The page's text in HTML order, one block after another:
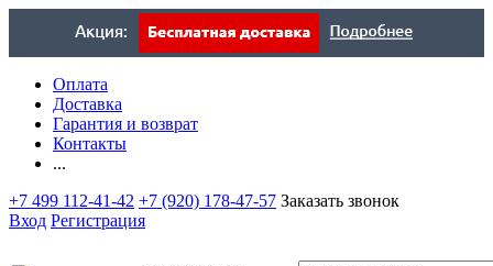
Оплата
Доставка
Гарантия и возврат
Контакты
...
+7 499 112-41-42 +7 (920) 178-47-57 Заказать звонок
Вход Регистрация